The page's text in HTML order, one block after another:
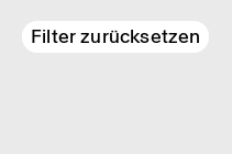
Filter zurücksetzen